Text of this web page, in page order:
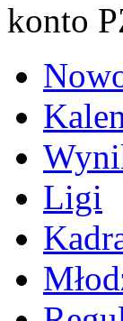
konto
Ligi